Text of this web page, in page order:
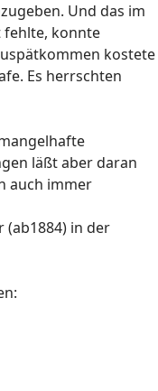
Und das im
fehlte, konnte
kostete
Es herrschten
läßt aber daran
auch immer
in der